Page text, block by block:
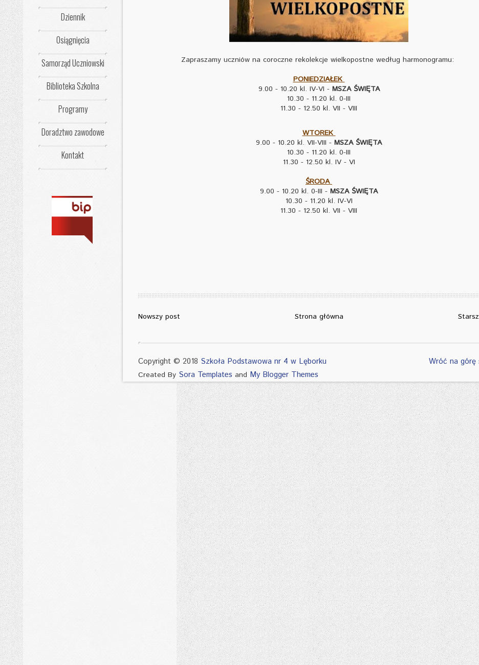
Dziennik
Osiągnięcia
Samorząd Uczniowski
Biblioteka Szkolna
Programy
Doradztwo zawodowe
Kontakt
Zapraszamy uczniów na coroczne rekolekcje wielkopostne według harmonogramu:
PONIEDZIAŁEK
9.00 - 10.20 kl. IV-VI - MSZA ŚWIĘTA
10.30 - 11.20 kl. 0-III
11.30 - 12.50 kl. VII - VIII
WTOREK
9.00 - 10.20 kl. VII-VIII - MSZA ŚWIĘTA
10.30 - 11.20 kl. 0-III
11.30 - 12.50 kl. IV - VI
ŚRODA
9.00 - 10.20 kl. 0-III - MSZA ŚWIĘTA
10.30 - 11.20 kl. IV-VI
11.30 - 12.50 kl. VII - VIII
Nowszy post Strona główna
Copyright © 2018 Szkoła Podstawowa nr 4 w Lęborku
Created By Sora Templates and My Blogger Themes
Wróć na górę